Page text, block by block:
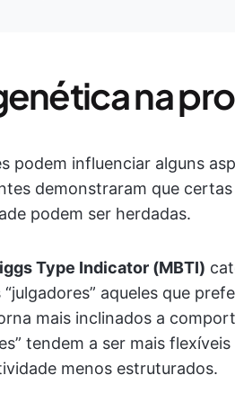
na
podem influenciar alguns
demonstraram que
podem ser herdadas.
Type Indicator (MBTI)
aqueles que
mais inclinados a
tendem a ser mais
menos estruturados.